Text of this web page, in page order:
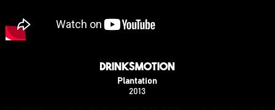
Drinksmotion
Plantation
2013